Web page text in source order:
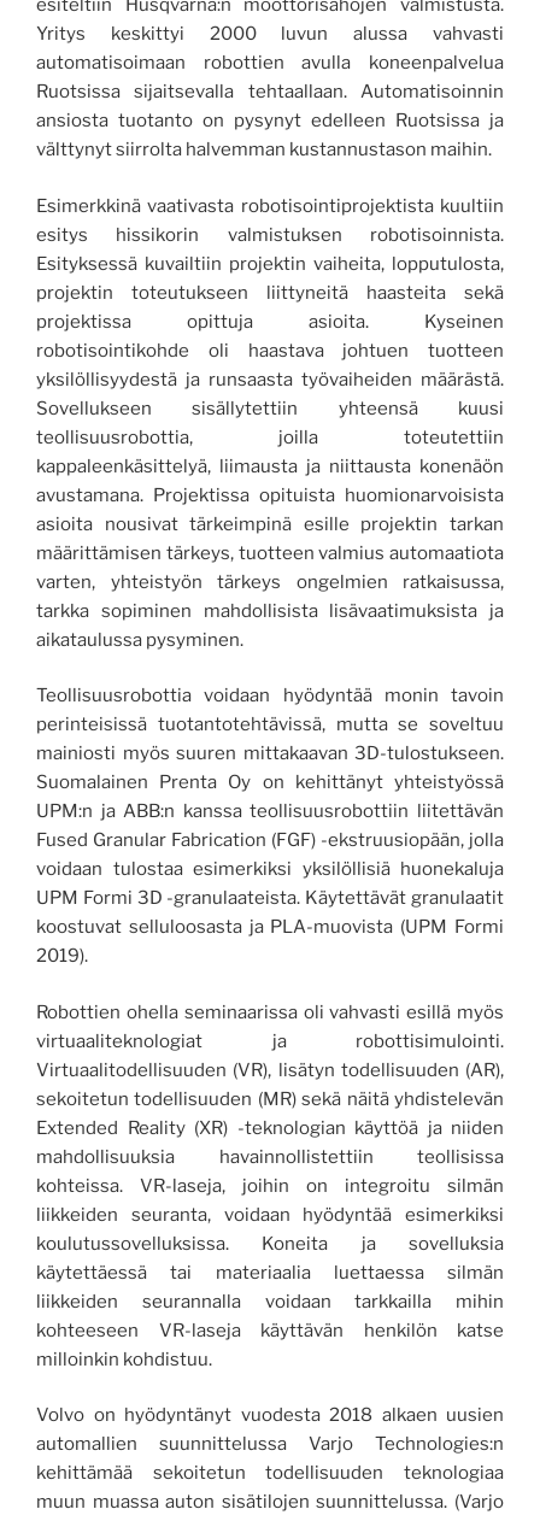
esiteltiin Husqvarna:n moottorisahojen valmistusta.
Yritys keskittyi 2000 luvun alussa vahvasti
automatisoimaan robottien avulla koneenpalvelua
Ruotsissa sijaitsevalla tehtaallaan. Automatisoinnin
ansiosta tuotanto on pysynyt edelleen Ruotsissa ja
välttynyt siirrolta halvemman kustannustason maihin.
Esimerkkinä vaativasta robotisointiprojektista kuultiin
esitys hissikorin valmistuksen robotisoinnista.
Esityksessä kuvailtiin projektin vaiheita, lopputulosta,
projektin toteutukseen liittyneitä haasteita sekä
projektissa opittuja asioita. Kyseinen
robotisointikohde oli haastava johtuen tuotteen
yksilöllisyydestä ja runsaasta työvaiheiden määrästä.
Sovellukseen sisällytettiin yhteensä kuusi
teollisuusrobottia, joilla toteutettiin
kappaleenkäsittelyä, liimausta ja niittausta konenäön
avustamana. Projektissa opituista huomionarvoisista
asioita nousivat tärkeimpinä esille projektin tarkan
määrittämisen tärkeys, tuotteen valmius automaatiota
varten, yhteistyön tärkeys ongelmien ratkaisussa,
tarkka sopiminen mahdollisista lisävaatimuksista ja
aikataulussa pysyminen.
Teollisuusrobottia voidaan hyödyntää monin tavoin
perinteisissä tuotantotehtävissä, mutta se soveltuu
mainiosti myös suuren mittakaavan 3D-tulostukseen.
Suomalainen Prenta Oy on kehittänyt yhteistyössä
UPM:n ja ABB:n kanssa teollisuusrobottiin liitettävän
Fused Granular Fabrication (FGF) -ekstruusiopään, jolla
voidaan tulostaa esimerkiksi yksilöllisiä huonekaluja
UPM Formi 3D -granulaateista. Käytettävät granulaatit
koostuvat selluloosasta ja PLA-muovista (UPM Formi
2019).
Robottien ohella seminaarissa oli vahvasti esillä myös
virtuaaliteknologiat ja robottisimulointi.
Virtuaalitodellisuuden (VR), lisätyn todellisuuden (AR),
sekoitetun todellisuuden (MR) sekä näitä yhdistelevän
Extended Reality (XR) -teknologian käyttöä ja niiden
mahdollisuuksia havainnollistettiin teollisissa
kohteissa. VR-laseja, joihin on integroitu silmän
liikkeiden seuranta, voidaan hyödyntää esimerkiksi
koulutussovelluksissa. Koneita ja sovelluksia
käytettäessä tai materiaalia luettaessa silmän
liikkeiden seurannalla voidaan tarkkailla mihin
kohteeseen VR-laseja käyttävän henkilön katse
milloinkin kohdistuu.
Volvo on hyödyntänyt vuodesta 2018 alkaen uusien
automallien suunnittelussa Varjo Technologies:n
kehittämää sekoitetun todellisuuden teknologiaa
muun muassa auton sisätilojen suunnittelussa. (Varjo